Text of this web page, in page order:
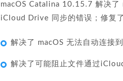
macOS Catalina 10.15.7 解决了
iCloud Drive 同步的错误；修复
解决了 macOS 无法自动连接
解决了可能阻止文件通过‌